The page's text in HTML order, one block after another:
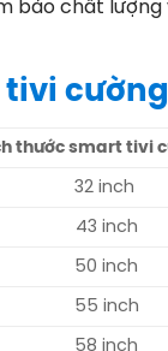
bảo chất
tivi
thước smart tivi
32 inch
43 inch
50 inch
55 inch
58 inch